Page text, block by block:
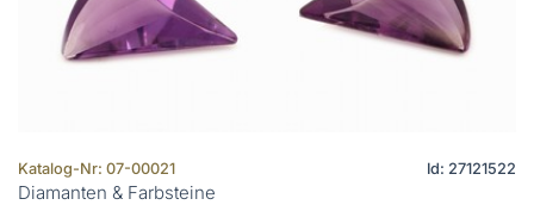
Katalog-Nr: 07-00021 Id: 27121522
Diamanten & Farbsteine